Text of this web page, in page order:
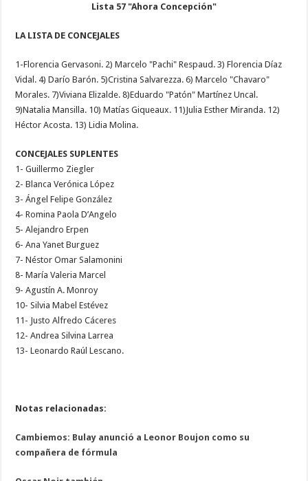
Lista 57 "Ahora Concepción"
LA LISTA DE CONCEJALES
1-Florencia Gervasoni. 2) Marcelo "Pachi" Respaud. 3) Florencia Díaz
Vidal. 4) Darío Barón. 5)Cristina Salvarezza. 6) Marcelo "Chavaro"
Morales. 7)Viviana Elizalde. 8)Eduardo "Patón" Martínez Uncal.
9)Natalia Mansilla. 10) Matías Giqueaux. 11)Julia Esther Miranda. 12)
Héctor Acosta. 13) Lidia Molina.
CONCEJALES SUPLENTES
1- Guillermo Ziegler
2- Blanca Verónica López
3- Ángel Felipe González
4- Romina Paola D’Angelo
5- Alejandro Erpen
6- Ana Yanet Burguez
7- Néstor Omar Salamonini
8- María Valeria Marcel
9- Agustín A. Monroy
10- Silvia Mabel Estévez
11- Justo Alfredo Cáceres
12- Andrea Silvina Larrea
13- Leonardo Raúl Lescano.
Notas relacionadas:
Cambiemos: Bulay anunció a Leonor Boujon como su
compañera de fórmula